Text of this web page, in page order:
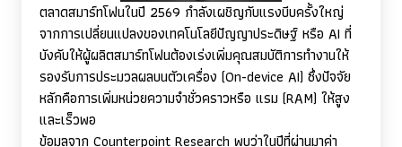
ตลาดสมาร์ทโฟนในปี 2569 กำลังเผชิญกับแรงบีบครั้งใหญ่
จากการเปลี่ยนแปลงของเทคโนโลยีปัญญาประดิษฐ์ หรือ AI ที่
บังคับให้ผู้ผลิตสมาร์ทโฟนต้องเร่งเพิ่มคุณสมบัติการทำงานให้
รองรับการประมวลผลบนตัวเครื่อง (On-device AI) ซึ่งปัจจัย
หลักคือการเพิ่มหน่วยความจำชั่วคราวหรือ แรม (RAM) ให้สูง
และเร็วพอ
ข้อมูลจาก Counterpoint Research พบว่าในปีที่ผ่านมาค่า